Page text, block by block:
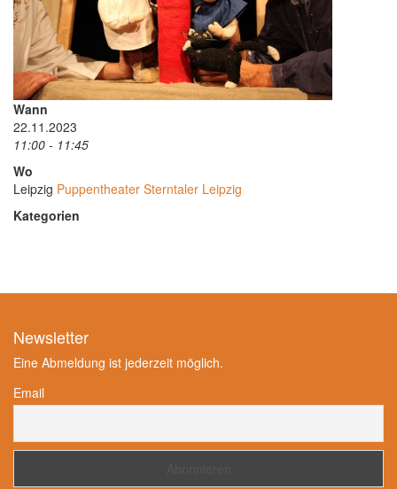
Wann
22.11.2023
11:00 - 11:45
Wo
Leipzig Puppentheater Sterntaler Leipzig
Kategorien
Newsletter
Eine Abmeldung ist jederzeit möglich.
Email